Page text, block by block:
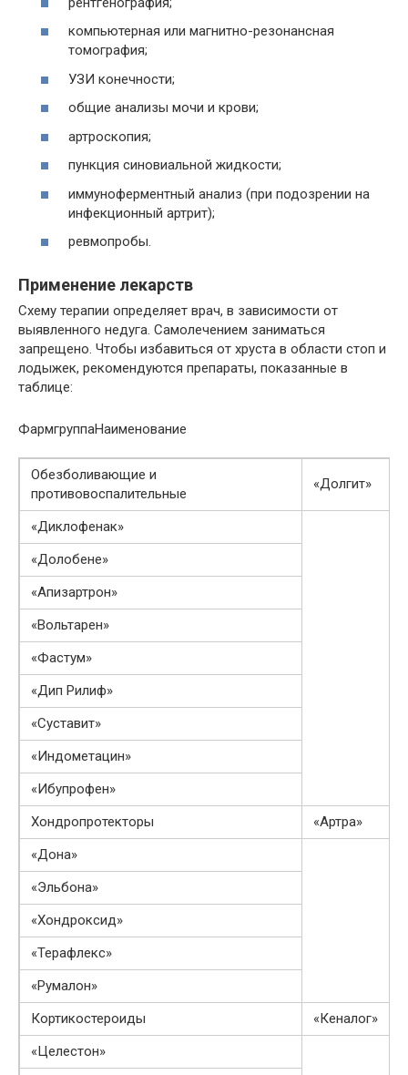
компьютерная или магнитно-резонансная
томография;
УЗИ конечности;
общие анализы мочи и крови;
артроскопия;
пункция синовиальной жидкости;
иммуноферментный анализ (при подозрении на
инфекционный артрит);
ревмопробы.
Применение лекарств
Схему терапии определяет врач, в зависимости от
выявленного недуга. Самолечением заниматься
запрещено. Чтобы избавиться от хруста в области стоп и
лодыжек, рекомендуются препараты, показанные в
таблице:
ФармгруппаНаименование
Обезболивающие и
противовоспалительные
«Долгит»
«Диклофенак»
«Долобене»
«Апизартрон»
«Вольтарен»
«Фастум»
«Дип Рилиф»
«Суставит»
«Индометацин»
«Ибупрофен»
Хондропротекторы
«Артра»
«Дона»
«Эльбона»
«Хондроксид»
«Терафлекс»
«Румалон»
Кортикостероиды
«Кеналог»
«Целестон»